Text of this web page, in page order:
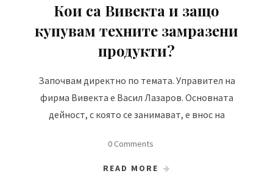
Кои са Вивекта и защо
купувам техните замразени
продукти?
Започвам директно по темата. Управител на
фирма Вивекта е Васил Лазаров. Основната
дейност, с която се занимават, е внос на
0 Comments
READ MORE